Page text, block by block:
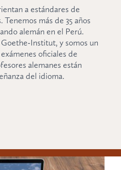
a estándares de
más de 35 años
alemán en el Perú.
Institut, y somos un
oficiales de
alemanes están
del idioma.